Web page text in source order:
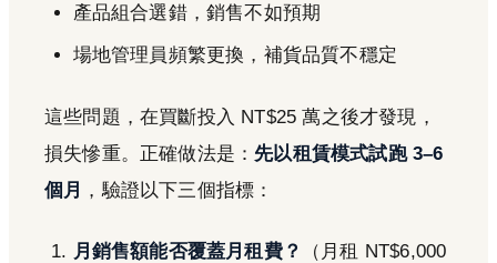
產品組合選錯，銷售不如預期
場地管理員頻繁更換，補貨品質不穩定
這些問題，在買斷投入 NT$25 萬之後才發現，
損失慘重。正確做法是： 先以租賃模式試跑 3–6
個月
，驗證以下三個指標：
月銷售額能否覆蓋月租費？
（月租 NT$6,000